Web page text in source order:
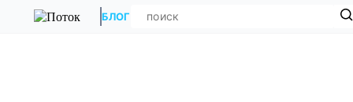
БЛОГ